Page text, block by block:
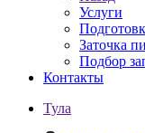
Услуги
Заточка
Подбор
Контакты
Тула